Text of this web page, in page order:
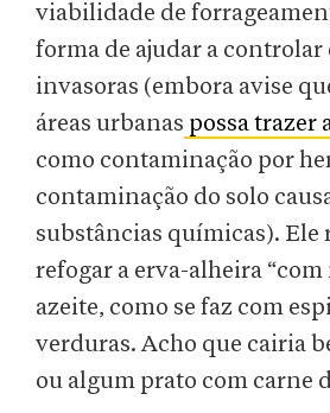
viabilidade de
forma de ajudar a controlar
invasoras (embora avise
áreas urbanas possa trazer
como contaminação por
contaminação do solo
substâncias químicas). Ele
refogar a erva-alheira
azeite, como se faz com
verduras. Acho que cairia
ou algum prato com carne